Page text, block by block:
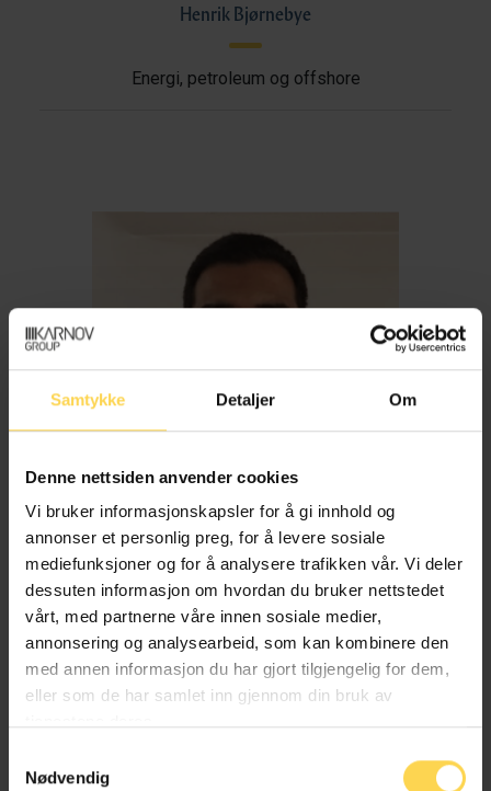
Samtykke Detaljer Om
Denne nettsiden anvender cookies
Vi bruker informasjonskapsler for å gi innhold og
annonser et personlig preg, for å levere sosiale
mediefunksjoner og for å analysere trafikken vår. Vi deler
dessuten informasjon om hvordan du bruker nettstedet
vårt, med partnerne våre innen sosiale medier,
annonsering og analysearbeid, som kan kombinere den
med annen informasjon du har gjort tilgjengelig for dem,
eller som de har samlet inn gjennom din bruk av
Nødvendig
Henrik Bjørnebye
Energi, petroleum og offshore
Imran Haider
Trygderett og pensjonsrett